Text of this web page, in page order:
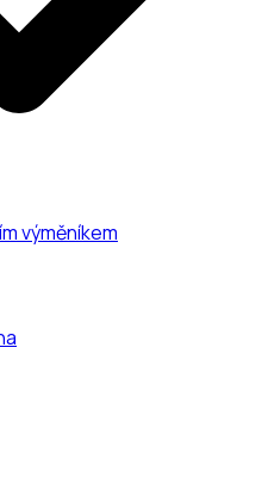
výměníkem